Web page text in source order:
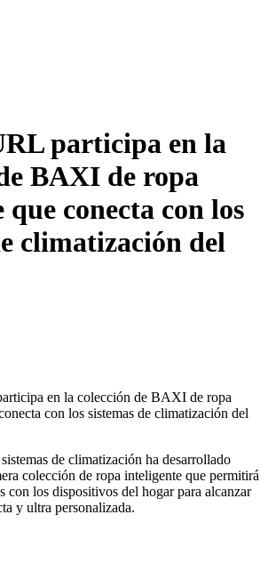
participa en la
BAXI de ropa
conecta con los
climatización del
en la colección de BAXI de ropa
con los sistemas de climatización del
de climatización ha desarrollado
colección de ropa inteligente que permitirá
con los dispositivos del hogar para alcanzar
y ultra personalizada.